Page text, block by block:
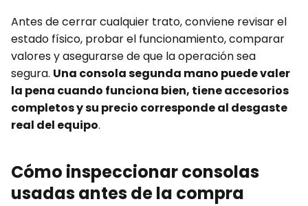
Antes de cerrar cualquier trato, conviene revisar el
estado físico, probar el funcionamiento, comparar
valores y asegurarse de que la operación sea
segura. Una consola segunda mano puede valer
la pena cuando funciona bien, tiene accesorios
completos y su precio corresponde al desgaste
real del equipo.
Cómo inspeccionar consolas
usadas antes de la compra